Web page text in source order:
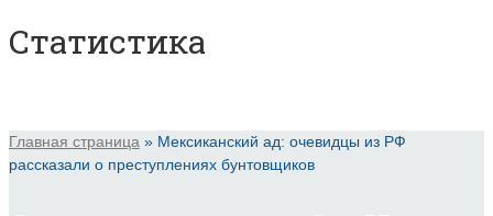
Статистика
Главная страница » Мексиканский ад: очевидцы из РФ
рассказали о преступлениях бунтовщиков